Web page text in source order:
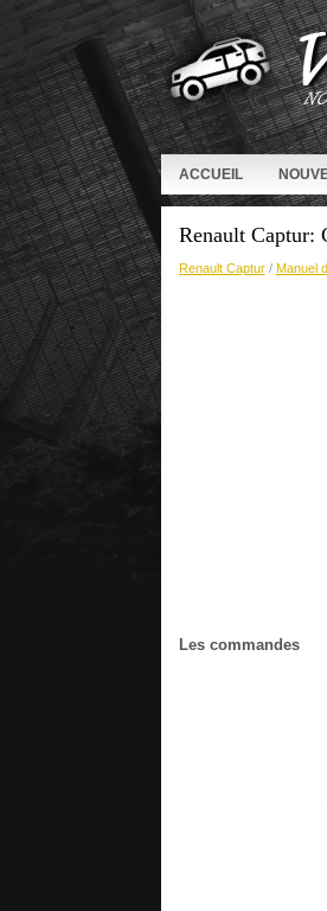
ACCUEIL
Renault Captur:
Renault Captur/ Manuel
Les commandes